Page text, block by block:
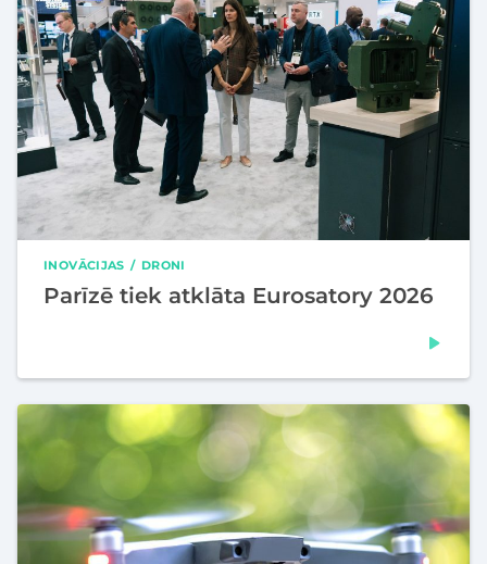
INOVĀCIJAS DRONI
Parīzē tiek atklāta Eurosatory 2026